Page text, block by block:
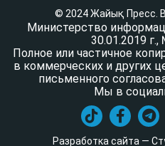
© 2024 Жайық Пресс.
Министерство
30.01.2019
Полное или частичное
в коммерческих и других
письменного
Мы в
Разработка сайта —